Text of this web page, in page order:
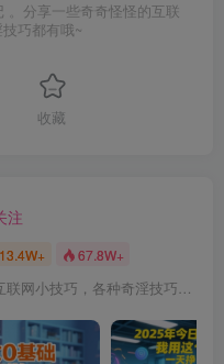
。分享一些奇奇怪怪的互联
巧都有哦~
收藏
注
13.4W+ 67.8W+
分享一些奇奇怪怪的互联网小技巧，各种奇淫技巧都在本站。